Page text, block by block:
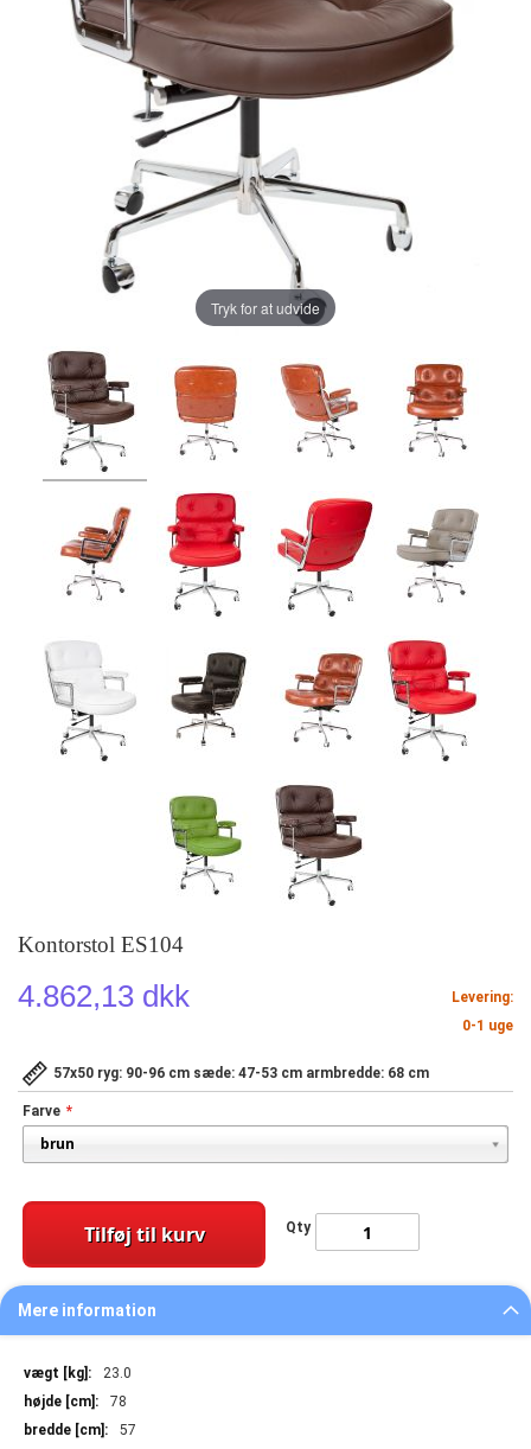
Kontorstol ES104
4.862,13 dkk
Levering:
0-1 uge
57x50 ryg: 90-96 cm sæde: 47-53 cm armbredde: 68 cm
Farve
Qty
Tilføj til kurv
Tryk for at udvide
Mere information
Mere
information
23.0
78
57